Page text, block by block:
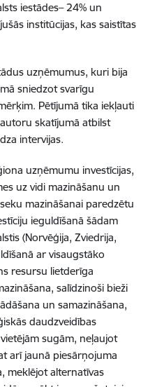
iestādes– 24% un
institūcijas, kas saistītas
uzņēmumus, kuri bija
sniedzot svarīgu
Pētījumā tika iekļauti
skatījumā atbilst
intervijas.
uzņēmumu investīcijas,
uz vidi mazināšanu un
mazināšanai paredzētu
ieguldīšanā šādam
(Norvēģija, Zviedrija,
ar visaugstāko
resursu lietderīga
salīdzinoši bieži
un samazināšana,
daudzveidības
sugām, neļaujot
arī jaunā piesārņojuma
meklējot alternatīvas